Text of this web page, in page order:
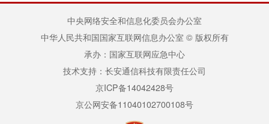
中央网络安全和信息化委员会办公室
中华人民共和国国家互联网信息办公室 © 版权所有
承办：国家互联网应急中心
技术支持：长安通信科技有限责任公司
京ICP备14042428号
京公网安备11040102700108号